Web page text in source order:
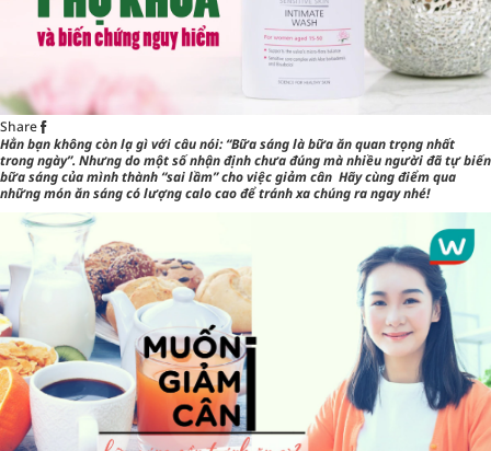
Share
Hẳn bạn không còn lạ gì với câu nói: “Bữa sáng là bữa ăn quan trọng nhất
trong ngày”. Nhưng do một số nhận định chưa đúng mà nhiều người đã tự biến
bữa sáng của mình thành “sai lầm” cho việcgiảm cân Hãy cùng điểm qua
những món ăn sáng có lượng calo caođể tránh xa chúng ra ngay nhé!